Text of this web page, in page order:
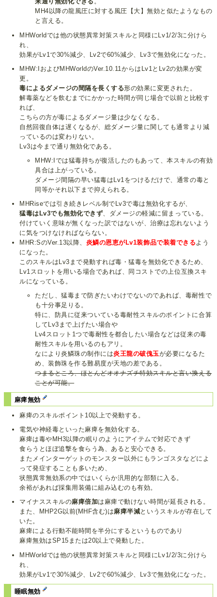
MH4以降の龍風圧に対する風圧【大】無効と似たようなもの
と言える。
MHWorldでは他の状態異常対策スキルと同様にLv1/2/3に分けら
れ、
効果がLv1で30%減少、Lv2で60%減少、Lv3で無効化になった。
MHW:IおよびMHWorldのVer.10.11からはLv1とLv2の効果が変
更。
毒によるダメージの間隔を長くする形の効果に変更された。
解毒薬などを飲むまでにかかった時間が同じ場合で以前と比較す
れば、
こちらの方が毒によるダメージ量は少なくなる。
自然回復自体は遅くなるが、総ダメージ量に関しても通常より減
っているのは変わりない。
Lv3は今まで通り無効化である。
MHW:Iでは猛毒持ちが復活したのもあって、本スキルの有効
具合は上がっている。
ダメージ間隔の早い猛毒はLv1をつけるだけで、通常の毒と
同等かそれ以下まで抑えられる。
MHRiseでは引き続きレベル制でLv3で毒は無効化するが、
猛毒はLv3でも無効化できず 、ダメージの軽減に留まっている。
付けていく意味が無くなった訳ではないが、治療は忘れないよう
に気をつけなければならない。
MHR:SのVer.13以降、 炎鱗の恩恵がLv1装飾品で装着できる よう
になった。
このスキルはLv3まで発動すれば毒・猛毒を無効化できるため、
Lv1スロットを用いる場合であれば、同コストでの上位互換スキ
ルになっている。
ただし、猛毒まで防ぎたいわけでないのであれば、毒耐性で
も十分事足りる。
特に、防具に従来ついている毒耐性スキルのポイントに合算
してLv3まで上げたい場合や
Lv4スロット1つで毒耐性を都合したい場合などは従来の毒
耐性スキルを用いるのもアリ。
なにより炎鱗珠の制作には炎王龍の破傀玉が必要になるた
め、装飾珠を作る難易度が天地の差である。
つまるところ、ほとんどオオナズチ特効スキルと言い換える
ことが可能。
麻痺無効
麻痺のスキルポイント10以上で発動する。
電気や神経毒といった麻痺を無効化する。
麻痺は毒やMH3以降の眠りのようにアイテムで対応できず
食らうとほぼ追撃を食らう為、あると安心できる。
またメインターゲットのモンスター以外にもランゴスタなどによ
って発症することも多いため、
状態異常無効系の中ではいくらか汎用的な部類に入る。
余裕があれば採集用装備に組み込むのも有効。
マイナススキルの麻痺倍加は麻痺で動けない時間が延長される。
また、MHP2G以前(MHF含む)は麻痺半減というスキルが存在して
いた。
麻痺による行動不能時間を半分にするというものであり
麻痺無効はSP15または20以上で発動した。
MHWorldでは他の状態異常対策スキルと同様にLv1/2/3に分けら
れ、
効果がLv1で30%減少、Lv2で60%減少、Lv3で無効化になった。
睡眠無効